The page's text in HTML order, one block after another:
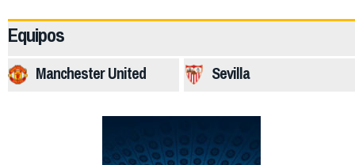
Equipos
Sevilla
Manchester United